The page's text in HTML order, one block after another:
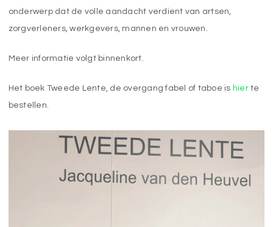
onderwerp dat de volle aandacht verdient van artsen,
zorgverleners, werkgevers, mannen en vrouwen.
Meer informatie volgt binnenkort.
Het boek Tweede Lente, de overgang fabel of taboe is hierte
bestellen.